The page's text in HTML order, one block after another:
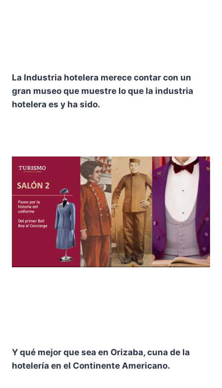
La Industria hotelera merece contar con un
gran museo que muestre lo que la industria
hotelera es y ha sido.
Y qué mejor que sea en Orizaba, cuna de la
hotelería en el Continente Americano.